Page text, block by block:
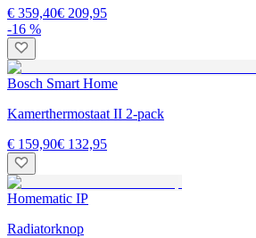
€ 359,40€ 209,95
-16 %
Bosch Smart Home
Kamerthermostaat II 2-pack
€ 159,90€ 132,95
Homematic IP
Radiatorknop